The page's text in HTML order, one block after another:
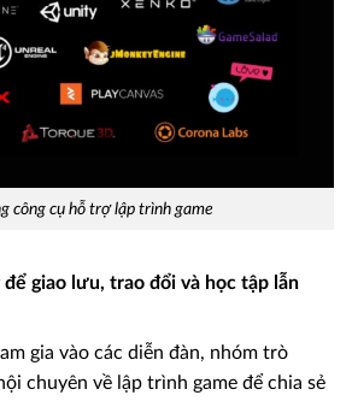
công cụ hỗ trợ lập trình game
giao lưu, trao đổi và học tập lẫn
gia vào các diễn đàn, nhóm trò
chuyên về lập trình game để chia sẻ